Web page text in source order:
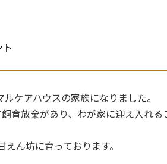
ト
ケアハウスの家族になりました。
育放棄があり、わが家に迎え入れる
ん坊に育っております。